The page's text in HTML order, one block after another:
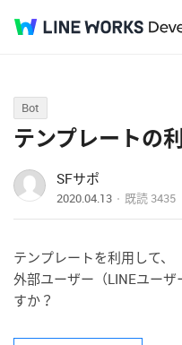
Q&A
Bot
テンプレートの
SFサポ
2020.04.13 既読 3435
テンプレートを利用して、
外部ユーザー（LINEユー
すか？